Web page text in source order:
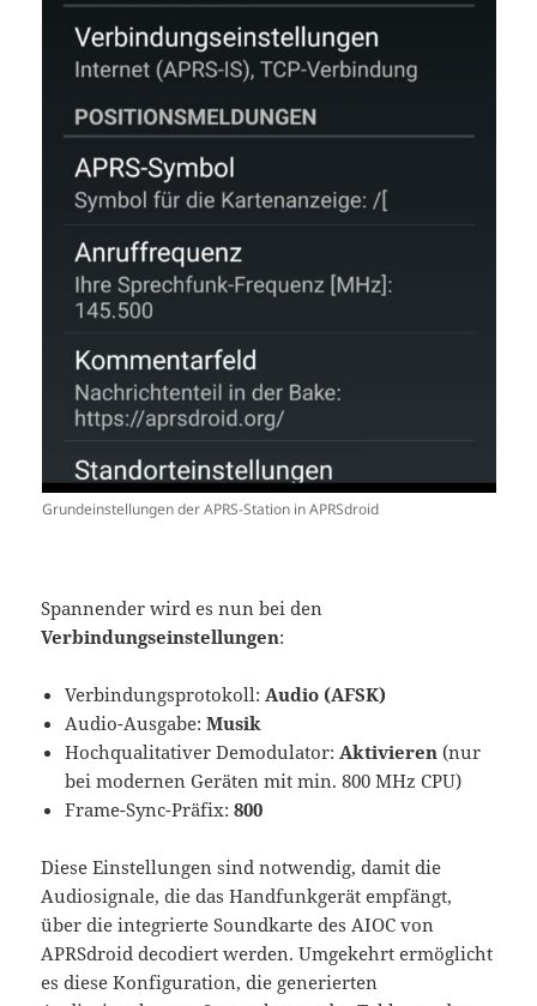
Grundeinstellungen der APRS-Station in APRSdroid
Spannender wird es nun bei den
Verbindungseinstellungen:
Verbindungsprotokoll:Audio (AFSK)
Audio-Ausgabe:Musik
Hochqualitativer Demodulator:Aktivieren (nur
bei modernen Geräten mit min. 800 MHz CPU)
Frame-Sync-Präfix:800
Diese Einstellungen sind notwendig, damit die
Audiosignale, die das Handfunkgerät empfängt,
über die integrierte Soundkarte des AIOC von
APRSdroid decodiert werden. Umgekehrt ermöglicht
es diese Konfiguration, die generierten